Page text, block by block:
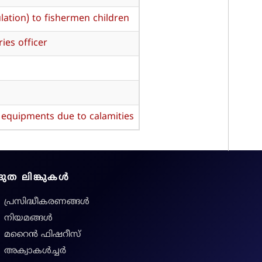
to fishermen children
officer
due to calamities
ലിങ്കുകൾ
പ്രസിദ്ധീകരണങ്ങൾ
നിയമങ്ങള്‍
മറൈൻ ഫിഷറീസ്
അക്വാകൾച്ചർ